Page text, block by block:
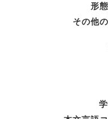
形
その他